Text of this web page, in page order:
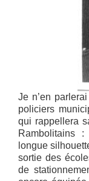
Je n’en
policiers
qui rappellera
Rambolitains
longue
sortie des
de